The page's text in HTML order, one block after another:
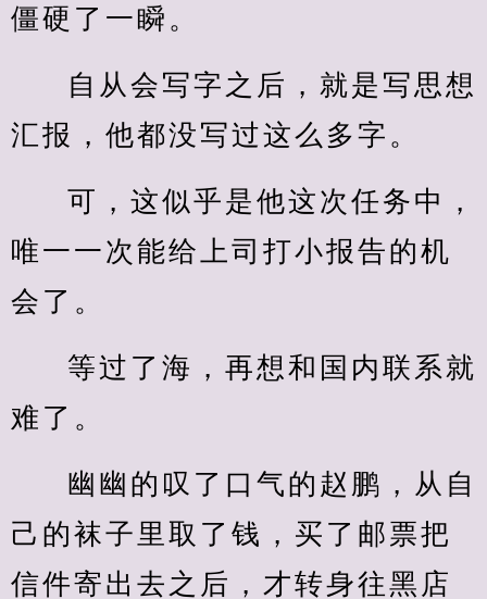
僵硬了一瞬。
自从会写字之后，就是写思想
汇报，他都没写过这么多字。
可，这似乎是他这次任务中，
唯一一次能给上司打小报告的机
会了。
等过了海，再想和国内联系就
难了。
幽幽的叹了口气的赵鹏，从自
己的袜子里取了钱，买了邮票把
信件寄出去之后，才转身往黑店